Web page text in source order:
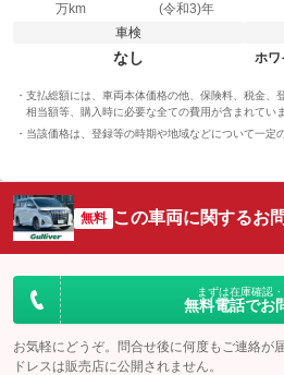
万km (令和3)年
車検
なし
ホワ
支払総額には、車両本体価格の他、保険料、税金、
相当額等、購入時に必要な全ての費用が含まれていま
当該価格は、登録等の時期や地域などについて一定
無料 この車両に関するお
まずは在庫確認
無料電話でお
お気軽にどうぞ。問合せ後に何度もご連絡が
ドレスは販売店に公開されません。